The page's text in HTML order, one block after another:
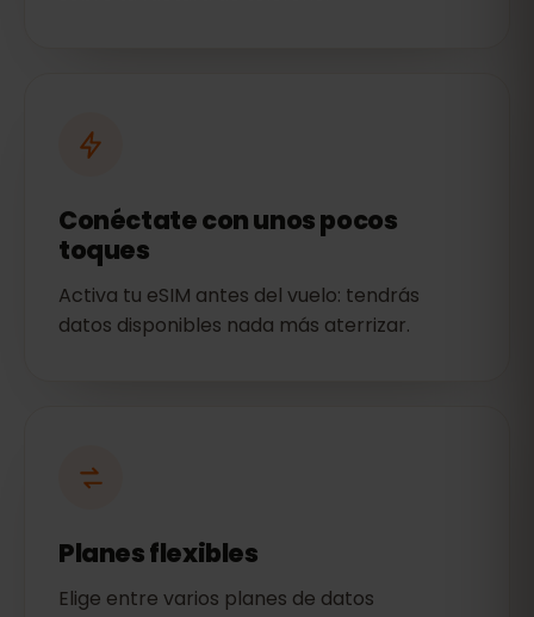
Conéctate con unos pocos
toques
Activa tu eSIM antes del vuelo: tendrás
datos disponibles nada más aterrizar.
Planes flexibles
Elige entre varios planes de datos